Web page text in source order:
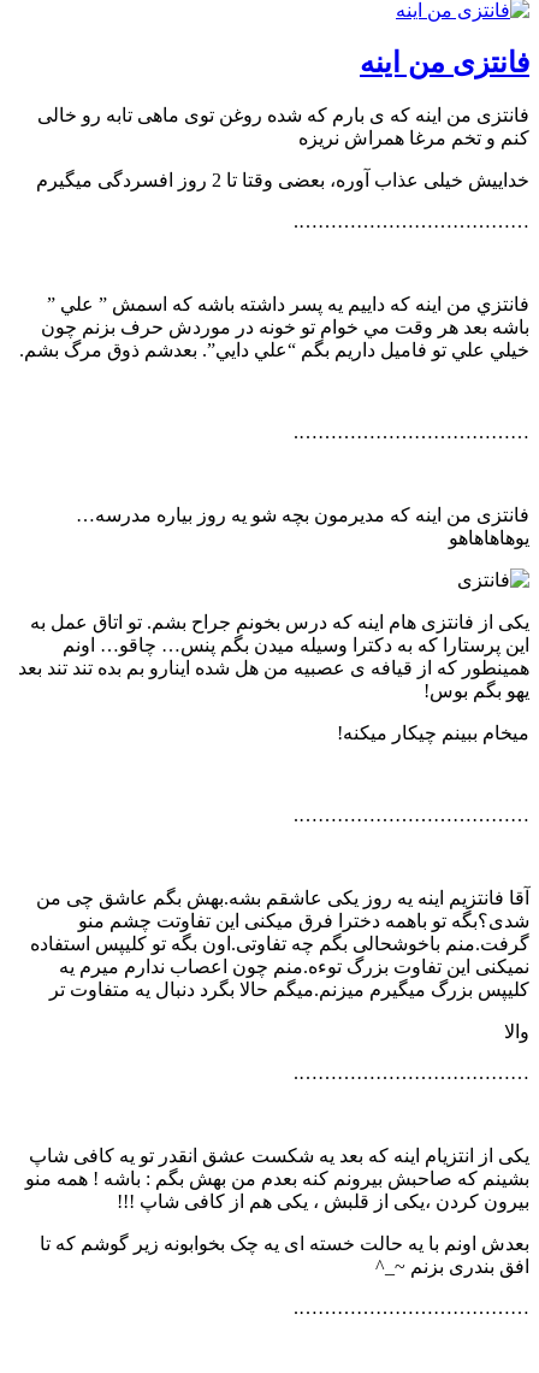
فانتزی من اینه
فانتزی من اینه که ی بارم که شده روغن توی ماهی تابه رو خالی
کنم و تخم مرغا همراش نریزه
خداییش خیلی عذاب آوره، بعضی وقتا تا 2 روز افسردگی میگیرم
……………………………….
فانتزي من اينه كه داييم يه پسر داشته باشه كه اسمش ” علي ”
باشه بعد هر وقت مي خوام تو خونه در موردش حرف بزنم چون
خيلي علي تو فاميل داريم بگم “علي دايي”. بعدشم ذوق مرگ بشم.
……………………………….
فانتزی من اینه که مدیرمون بچه شو یه روز بیاره مدرسه…
یوهاهاهاهو
یکی از فانتزی هام اینه که درس بخونم جراح بشم. تو اتاق عمل به
این پرستارا که به دکترا وسیله میدن بگم پنس… چاقو… اونم
همینطور که از قیافه ی عصبیه من هل شده اینارو بم بده تند تند بعد
یهو بگم بوس!
میخام ببینم چیکار میکنه!
……………………………….
آقا فانتزیم اینه یه روز یکی عاشقم بشه.بهش بگم عاشق چی من
شدی؟بگه تو باهمه دخترا فرق میکنی این تفاوتت چشم منو
گرفت.منم باخوشحالی بگم چه تفاوتی.اون بگه تو کلیپس استفاده
نمیکنی این تفاوت بزرگ توءه.منم چون اعصاب ندارم میرم یه
کلیپس بزرگ میگیرم میزنم.میگم حالا بگرد دنبال یه متفاوت تر
والا
……………………………….
یکی از انتزیام اینه که بعد یه شکست عشق انقدر تو یه کافی شاپ
بشینم که صاحبش بیرونم کنه بعدم من بهش بگم : باشه ! همه منو
بیرون کردن ،یکی از قلبش ، یکی هم از کافی شاپ !!!
بعدش اونم با یه حالت خسته ای یه چک بخوابونه زیر گوشم که تا
افق بندری بزنم ~_^
……………………………….